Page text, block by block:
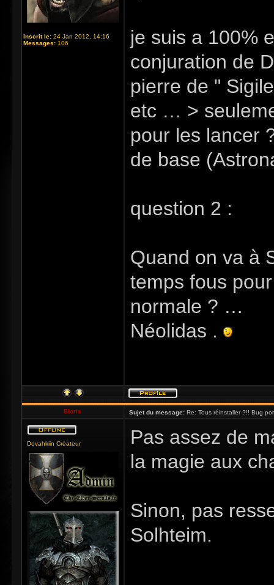
Inscrit le: 24 Jan 2012, 14:16
Messages: 106
je suis a 100%
conjuration de
pierre de "
etc … >
pour les lancer
de base
question 2 :
Quand on va à
temps fous
normale ? …
Néolidas .
Bioris Sujet du message: Re: Tous réinstaller ?!! Bug
Dovahkiin Créateur
Pas assez de
la magie aux
Sinon, pas
Solhteim.